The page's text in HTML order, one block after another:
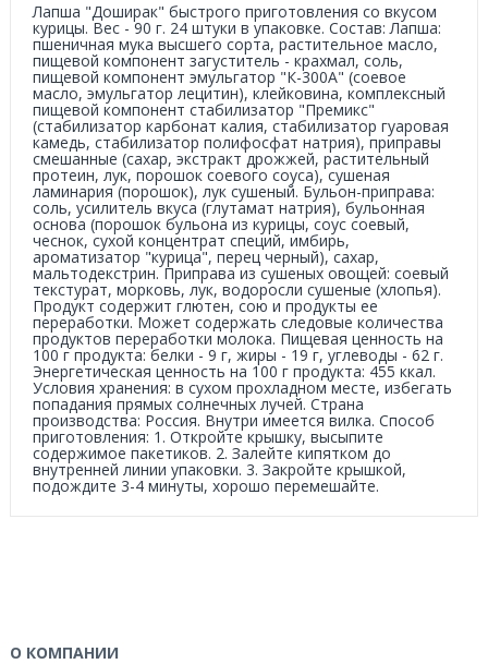
Лапша "Доширак" быстрого приготовления со вкусом
курицы. Вес - 90 г. 24 штуки в упаковке. Состав: Лапша:
пшеничная мука высшего сорта, растительное масло,
пищевой компонент загуститель - крахмал, соль,
пищевой компонент эмульгатор "К-300А" (соевое
масло, эмульгатор лецитин), клейковина, комплексный
пищевой компонент стабилизатор "Премикс"
(стабилизатор карбонат калия, стабилизатор гуаровая
камедь, стабилизатор полифосфат натрия), приправы
смешанные (сахар, экстракт дрожжей, растительный
протеин, лук, порошок соевого соуса), сушеная
ламинария (порошок), лук сушеный. Бульон-приправа:
соль, усилитель вкуса (глутамат натрия), бульонная
основа (порошок бульона из курицы, соус соевый,
чеснок, сухой концентрат специй, имбирь,
ароматизатор "курица", перец черный), сахар,
мальтодекстрин. Приправа из сушеных овощей: соевый
текстурат, морковь, лук, водоросли сушеные (хлопья).
Продукт содержит глютен, сою и продукты ее
переработки. Может содержать следовые количества
продуктов переработки молока. Пищевая ценность на
100 г продукта: белки - 9 г, жиры - 19 г, углеводы - 62 г.
Энергетическая ценность на 100 г продукта: 455 ккал.
Условия хранения: в сухом прохладном месте, избегать
попадания прямых солнечных лучей. Страна
производства: Россия. Внутри имеется вилка. Способ
приготовления: 1. Откройте крышку, высыпите
содержимое пакетиков. 2. Залейте кипятком до
внутренней линии упаковки. 3. Закройте крышкой,
подождите 3-4 минуты, хорошо перемешайте.
О КОМПАНИИ